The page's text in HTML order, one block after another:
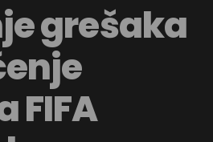
grešaka
FIFA